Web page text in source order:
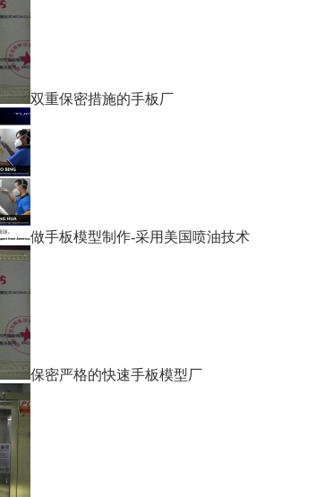
双重保密措施的手板厂
做手板模型制作-采用美国喷油技术
保密严格的快速手板模型厂